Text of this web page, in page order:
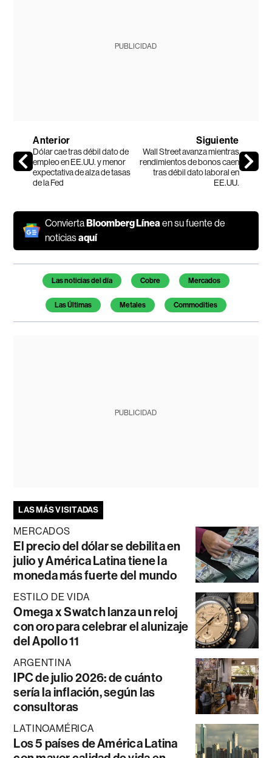
PUBLICIDAD
Anterior
Dólar cae tras débil dato de
empleo en EE.UU. y menor
expectativa de alza de tasas
de la Fed
Siguiente
Wall Street avanza mientras
rendimientos de bonos caen
tras débil dato laboral en
EE.UU.
ConviertaBloomberg Líneaen su fuente de
noticiasaquí
Temas de este artículo
Las noticias del día Cobre Mercados
Las Últimas Metales Commodities
PUBLICIDAD
LAS MÁS VISITADAS
MERCADOS
El precio del dólar se debilita en
julio y América Latina tiene la
moneda más fuerte del mundo
ESTILO DE VIDA
Omega x Swatch lanza un reloj
con oro para celebrar el alunizaje
del Apollo 11
ARGENTINA
IPC de julio 2026: de cuánto
sería la inflación, según las
consultoras
LATINOAMÉRICA
Los 5 países de América Latina